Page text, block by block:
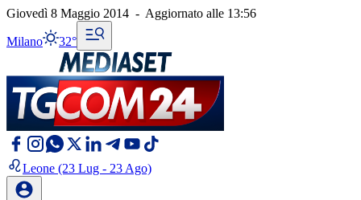
Giovedì 8 Maggio 2014 - Aggiornato alle 13:56
Milano 32°
Leone (23 Lug - 23 Ago)